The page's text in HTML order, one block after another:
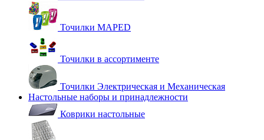
Точилки MAPED
Точилки в ассортименте
Точилки Электрическая и Механическая
Настольные наборы и принадлежности
Коврики настольные